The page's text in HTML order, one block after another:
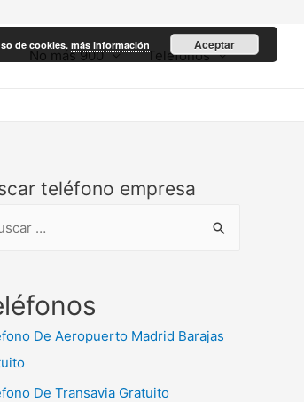
No más 900 Teléfonos
teléfono empresa
De Aeropuerto Madrid Barajas
De Transavia Gratuito
de cookies. más información Aceptar